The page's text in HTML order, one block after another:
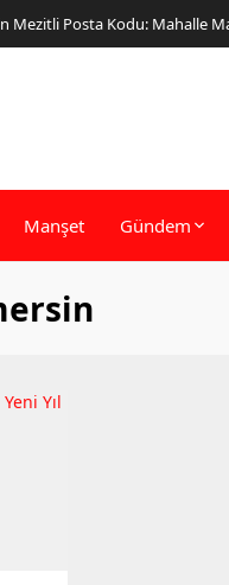
Mezitli Posta Kodu: Mahalle
Manşet Gündem